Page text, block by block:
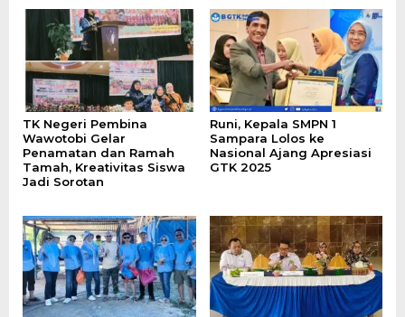
TK Negeri Pembina
Wawotobi Gelar
Penamatan dan Ramah
Tamah, Kreativitas Siswa
Jadi Sorotan
Runi, Kepala SMPN 1
Sampara Lolos ke
Nasional Ajang Apresiasi
GTK 2025